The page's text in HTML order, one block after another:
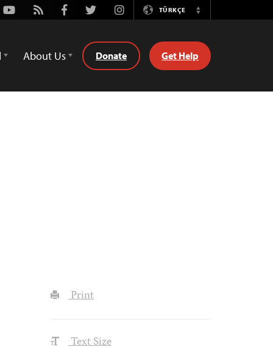
Youtube
Rss FacebookTwitterInstagramTÜRKÇE
Switch
About Us Donate Get Help
Print
Text Size